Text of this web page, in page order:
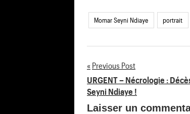
Momar Seyni Ndiaye portrait
Navigation
de
Previous Post
URGENT – Nécrologie :
Seyni Ndiaye !
Laisser un